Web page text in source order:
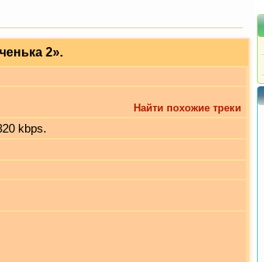
2».
Найти похожие треки
kbps.